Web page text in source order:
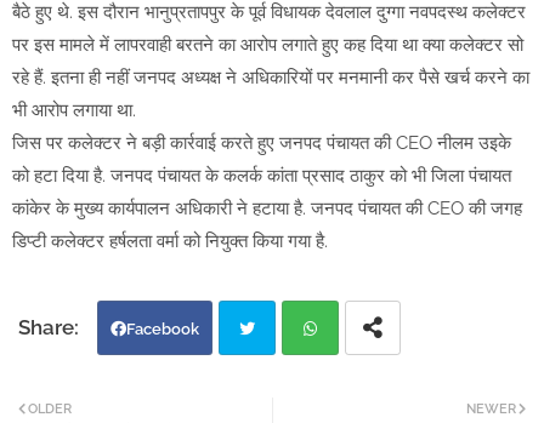
बैठे हुए थे. इस दौरान भानुप्रतापपुर के पूर्व विधायक देवलाल दुग्गा नवपदस्थ कलेक्टर
पर इस मामले में लापरवाही बरतने का आरोप लगाते हुए कह दिया था क्या कलेक्टर सो
रहे हैं. इतना ही नहीं जनपद अध्यक्ष ने अधिकारियों पर मनमानी कर पैसे खर्च करने का
भी आरोप लगाया था.
जिस पर कलेक्टर ने बड़ी कार्रवाई करते हुए जनपद पंचायत की CEO नीलम उइके
को हटा दिया है. जनपद पंचायत के कलर्क कांता प्रसाद ठाकुर को भी जिला पंचायत
कांकेर के मुख्य कार्यपालन अधिकारी ने हटाया है. जनपद पंचायत की CEO की जगह
डिप्टी कलेक्टर हर्षलता वर्मा को नियुक्त किया गया है.
Facebook
NEWER
OLDER